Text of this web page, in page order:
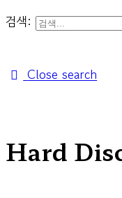
검색:
Close search
Hard